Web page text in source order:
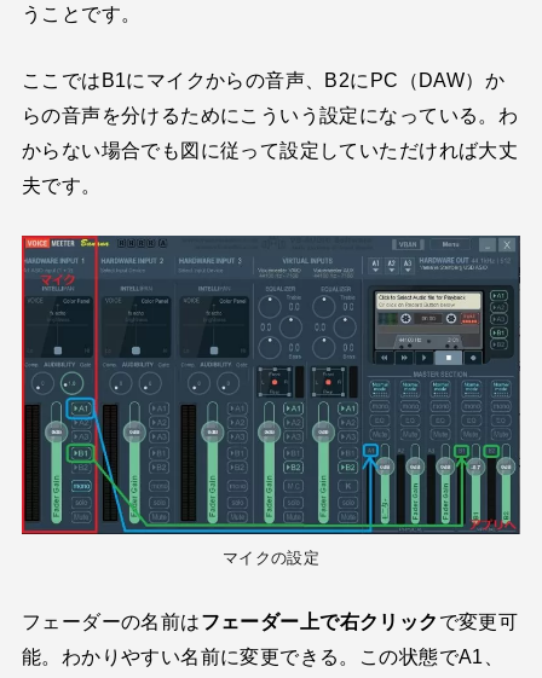
うことです。
ここではB1にマイクからの音声、B2にPC（DAW）か
らの音声を分けるためにこういう設定になっている。わ
からない場合でも図に従って設定していただければ大丈
夫です。
マイクの設定
フェーダーの名前はフェーダー上で右クリック で変更可
能。わかりやすい名前に変更できる。この状態でA1、